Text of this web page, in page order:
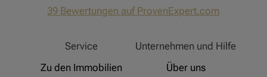
hat4,91
von5
39 Bewertungen auf ProvenExpert.com
Service
Zu den Immobilien
Unternehmen und Hilfe
Über uns